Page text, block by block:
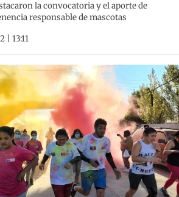
la convocatoria y el aporte de
responsable de mascotas
| 13:11